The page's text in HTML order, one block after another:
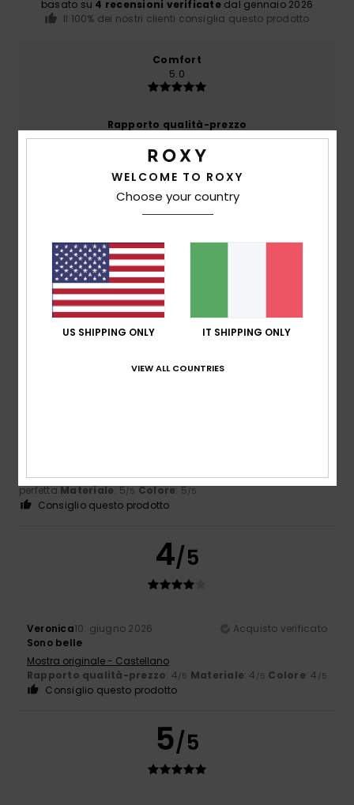
basato su 4 recensioni verificatedal gennaio 2026
Il 100% dei nostri clienti consiglia questo prodotto
Comfort
5.0
Rapporto qualità-prezzo
4.8
Taglia
Colore
5
Comfort: 5/5 Rapporto qualità-prezzo: 5/5 Taglia: Taglia
perfettaMateriale: 5/5 Colore: 5/5
Consiglio questo prodotto
4/5
Veronica10. giugno 2026
Acquisto verificato
Sono belle
Mostra originale - Castellano
Rapporto qualità-prezzo: 4/5 Materiale: 4 /5 Colore: 4 /5
Consiglio questo prodotto
5/5
WELCOME TO ROXY
Choose your country
US SHIPPING ONLY IT SHIPPING ONLY
VIEW ALL COUNTRIES